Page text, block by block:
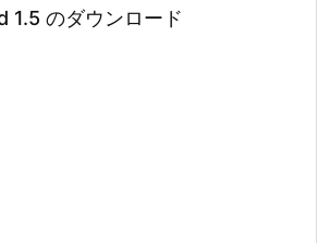
のダウンロード